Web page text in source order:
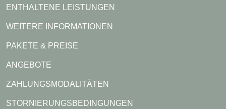
ENTHALTENE LEISTUNGEN
WEITERE INFORMATIONEN
PAKETE & PREISE
ANGEBOTE
ZAHLUNGSMODALITÄTEN
STORNIERUNGSBEDINGUNGEN